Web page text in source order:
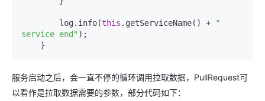
        log.info(
this .getServiceName() +
"
service end" );
服务启动之后，会一直不停的循环调用拉取数据，PullRequest可
以看作是拉取数据需要的参数，部分代码如下：